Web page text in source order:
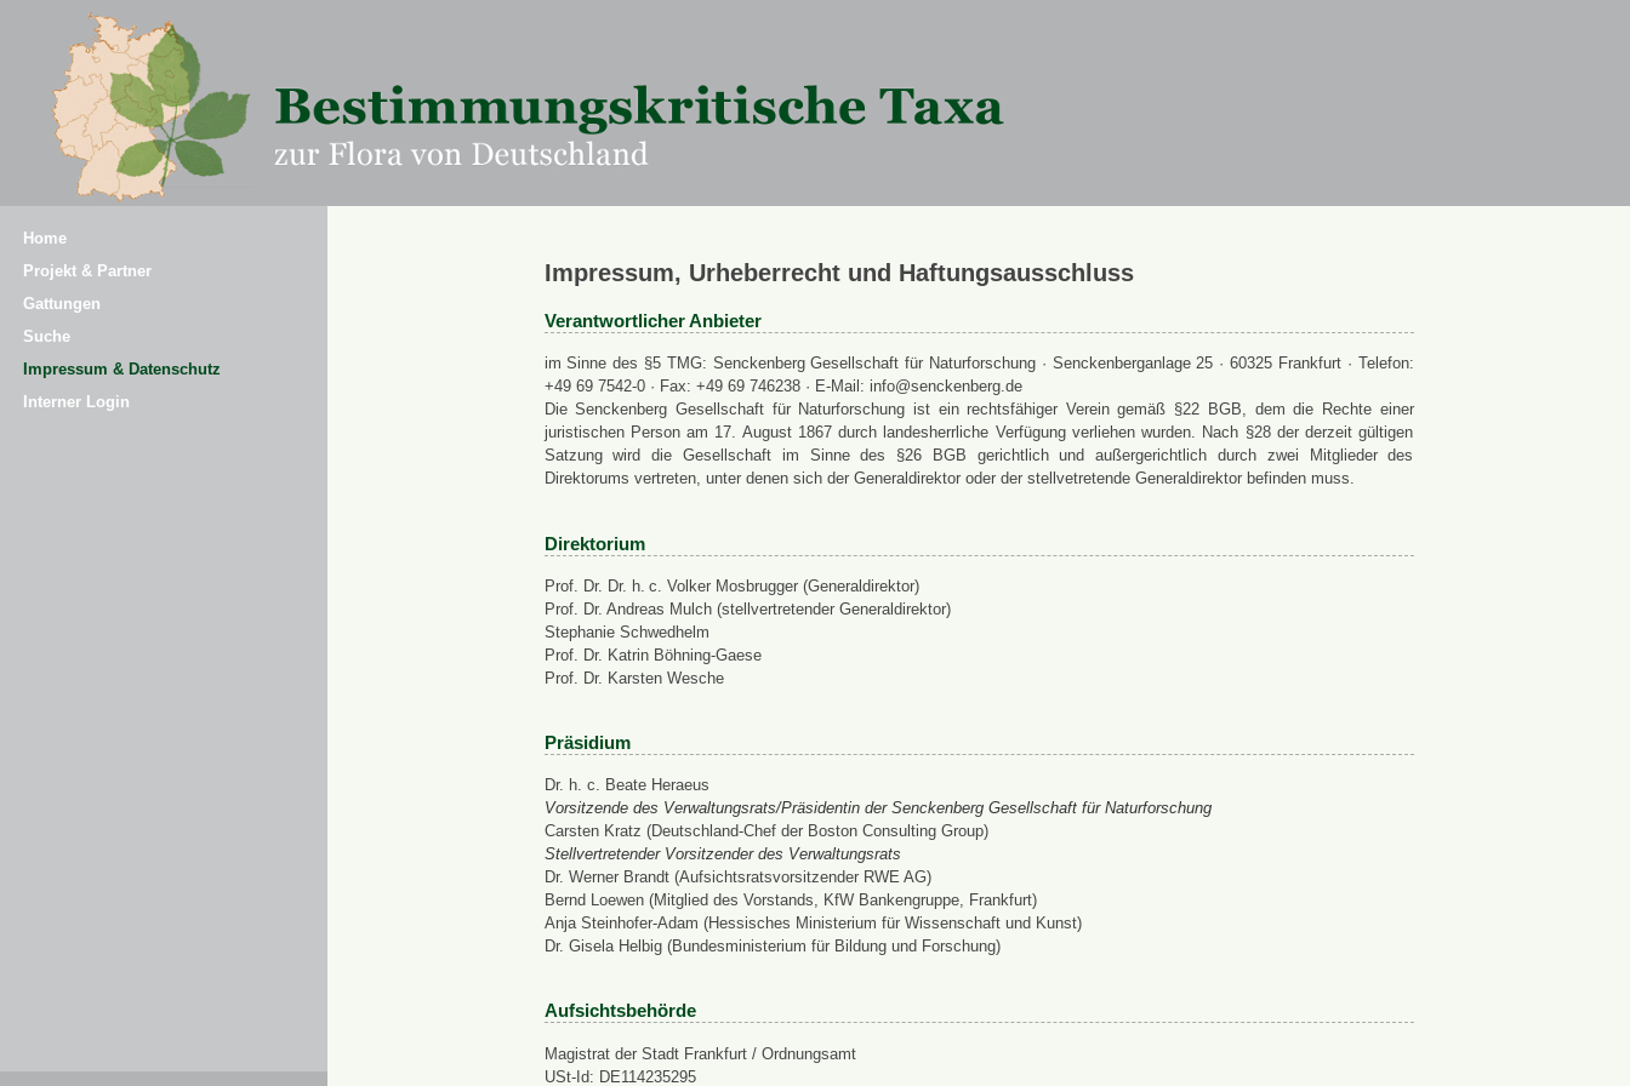
Home
Projekt & Partner
Gattungen
Suche
Impressum & Datenschutz
Interner Login
Impressum, Urheberrecht und Haftungsausschluss
Verantwortlicher Anbieter
im Sinne des §5 TMG: Senckenberg Gesellschaft für Naturforschung · Senckenberganlage 25 · 60325 Frankfurt · Telefon:
+49 69 7542-0 · Fax: +49 69 746238 · E-Mail: info@senckenberg.de
Die Senckenberg Gesellschaft für Naturforschung ist ein rechtsfähiger Verein gemäß §22 BGB, dem die Rechte einer
juristischen Person am 17. August 1867 durch landesherrliche Verfügung verliehen wurden. Nach §28 der derzeit gültigen
Satzung wird die Gesellschaft im Sinne des §26 BGB gerichtlich und außergerichtlich durch zwei Mitglieder des
Direktorums vertreten, unter denen sich der Generaldirektor oder der stellvetretende Generaldirektor befinden muss.
Direktorium
Prof. Dr. Dr. h. c. Volker Mosbrugger (Generaldirektor)
Prof. Dr. Andreas Mulch (stellvertretender Generaldirektor)
Stephanie Schwedhelm
Prof. Dr. Katrin Böhning-Gaese
Prof. Dr. Karsten Wesche
Präsidium
Dr. h. c. Beate Heraeus
Vorsitzende des Verwaltungsrats/Präsidentin der Senckenberg Gesellschaft für Naturforschung
Carsten Kratz (Deutschland-Chef der Boston Consulting Group)
Stellvertretender Vorsitzender des Verwaltungsrats
Dr. Werner Brandt (Aufsichtsratsvorsitzender RWE AG)
Bernd Loewen (Mitglied des Vorstands, KfW Bankengruppe, Frankfurt)
Anja Steinhofer-Adam (Hessisches Ministerium für Wissenschaft und Kunst)
Dr. Gisela Helbig (Bundesministerium für Bildung und Forschung)
Aufsichtsbehörde
Magistrat der Stadt Frankfurt / Ordnungsamt
USt-Id: DE114235295